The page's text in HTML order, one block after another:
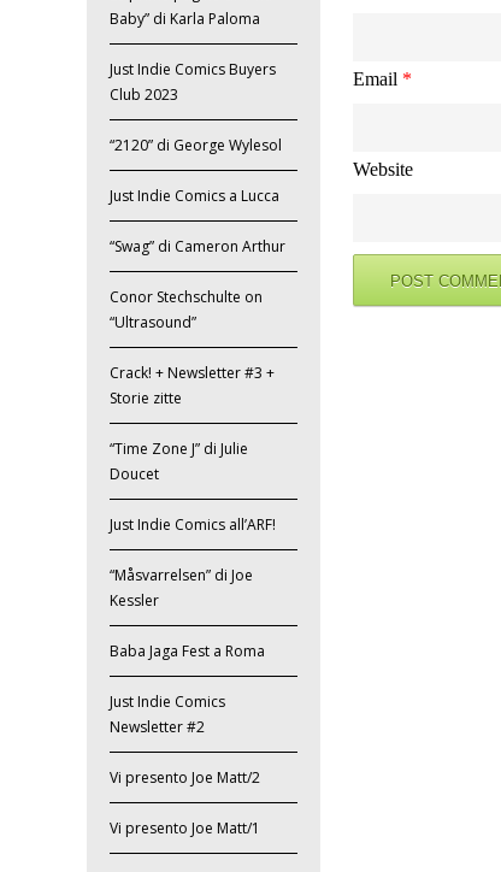
Email *
Website
Baby” di Karla Paloma
Just Indie Comics Buyers
Club 2023
“2120” di George Wylesol
Just Indie Comics a Lucca
“Swag” di Cameron Arthur
Conor Stechschulte on
“Ultrasound”
Crack! + Newsletter #3 +
Storie zitte
“Time Zone J” di Julie
Doucet
Just Indie Comics all’ARF!
“Måsvarrelsen” di Joe
Kessler
Baba Jaga Fest a Roma
Just Indie Comics
Newsletter #2
Vi presento Joe Matt/2
Vi presento Joe Matt/1